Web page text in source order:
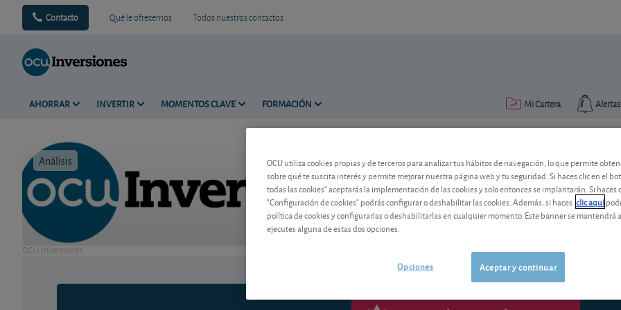
Contacto Qué le ofrecemos Todos nuestros contactos
AHORRAR INVERTIR MOMENTOS CLAVE FORMACIÓN Alertas
Mi Cartera
Análisis Tiempo de lectura: 5 min.
OCU Inversiones
Perfil: el sector petrolero
OCU utiliza cookies propias y de terceros para analizar tus hábitos de navegación, lo que permite
sobre qué te suscita interés y permite mejorar nuestra página web y tu seguridad. Si haces clic en el
todas las cookies" aceptarás la implementación de las cookies y solo entonces se implantarán. Si haces
"Configuración de cookies" podrás configurar o deshabilitar las cookies. Además, si haces clic aquí
política de cookies y configurarlas o deshabilitarlas en cualquier momento. Este banner se mantendrá
ejecutes alguna de estas dos opciones.
Aceptar y continuar
Opciones